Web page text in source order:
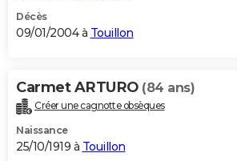
Décès
09/01/2004 à Touillon
Carmet ARTURO (84 ans)
Créer une cagnotte obsèques
Naissance
25/10/1919 à Touillon